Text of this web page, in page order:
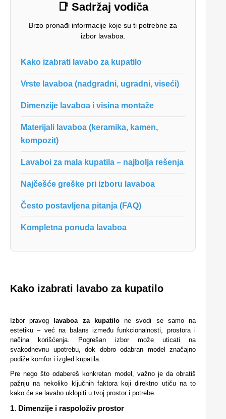
📑 Sadržaj vodiča
Brzo pronađi informacije koje su ti potrebne za
izbor lavaboa.
Kako izabrati lavabo za kupatilo
Vrste lavaboa (nadgradni, ugradni, viseći)
Dimenzije lavaboa i visina montaže
Materijali lavaboa (keramika, kamen,
kompozit)
Lavaboi za mala kupatila – najbolja rešenja
Najčešće greške pri izboru lavaboa
Često postavljena pitanja (FAQ)
Kompletna ponuda lavaboa
Kako izabrati lavabo za kupatilo
Izbor pravog lavaboa za kupatilone svodi se samo na
estetiku – već na balans između funkcionalnosti, prostora i
načina korišćenja. Pogrešan izbor može uticati na
svakodnevnu upotrebu, dok dobro odabran model značajno
podiže komfor i izgled kupatila.
Pre nego što odabereš konkretan model, važno je da obratiš
pažnju na nekoliko ključnih faktora koji direktno utiču na to
kako će se lavabo uklopiti u tvoj prostor i potrebe.
1. Dimenzije i raspoloživ prostor